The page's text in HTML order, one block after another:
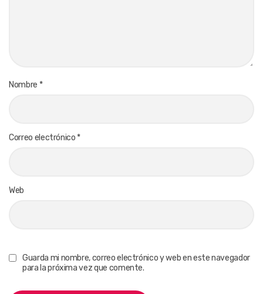
Nombre *
Correo electrónico *
Web
Guarda mi nombre, correo electrónico y web en este navegador
para la próxima vez que comente.